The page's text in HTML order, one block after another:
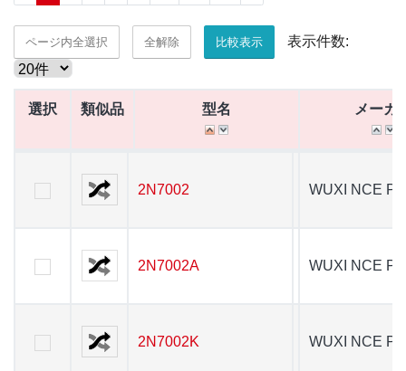
ページ内全選択 全解除 比較表示 表示件数:
選択 類似品 型名 メーカ
2N7002
WUXI NCE
2N7002A WUXI NCE
2N7002K WUXI NCE
選択 類似品 型名
2N7002
2N7002A
2N7002K